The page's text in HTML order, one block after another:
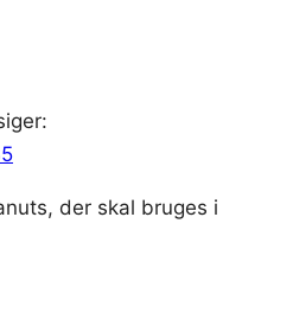
der skal bruges i